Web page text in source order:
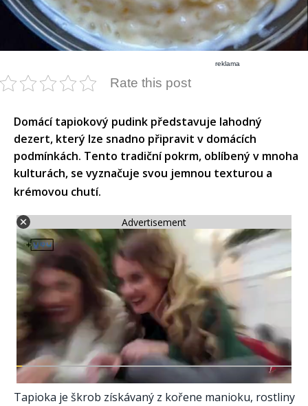
reklama
Rate this post
​Domácí tapiokový pudink představuje lahodný
dezert, který lze snadno připravit v domácích
podmínkách. Tento tradiční pokrm, oblíbený v mnoha
kulturách, se vyznačuje svou jemnou texturou a
krémovou chutí.​
Advertisement
Tapioka je škrob získávaný z kořene manioku, rostliny